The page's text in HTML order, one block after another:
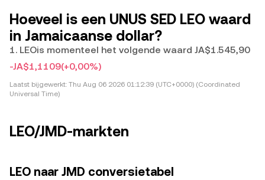
Hoeveel is een UNUS SED LEO waard
in Jamaicaanse dollar?
1. LEOis momenteel het volgende waard JA$1.545,90
-JA$1,1109(+0,00%)
Laatst bijgewerkt: Thu Aug 06 2026 01:12:39 (UTC+0000) (Coordinated
Universal Time)
LEO/JMD-markten
LEO naar JMD conversietabel